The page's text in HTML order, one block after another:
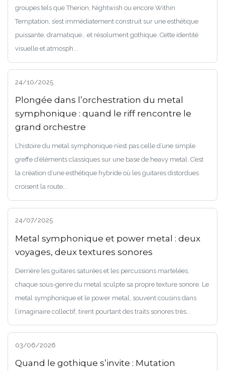
groupes tels que Therion, Nightwish ou encore Within
Temptation, s’est immédiatement construit sur une esthétique
puissante, dramatique… et résolument gothique. Cette identité
visuelle et atmosph...
24/10/2025
Plongée dans l’orchestration du metal
symphonique : quand le riff rencontre le
grand orchestre
L’histoire du metal symphonique n’est pas celle d’une simple
greffe d’éléments classiques sur une base de heavy metal. C’est
la création d’une esthétique hybride où les guitares distordues
croisent la route...
24/07/2025
Metal symphonique et power metal : deux
voyages, deux textures sonores
Derrière les guitares saturées et les percussions martelées,
chaque sous-genre du metal sculpte sa propre texture sonore. Le
metal symphonique et le power metal, souvent cousins dans
l’imaginaire collectif, tirent pourtant des traits sonores très...
03/06/2026
Quand le gothique s’invite : Mutation